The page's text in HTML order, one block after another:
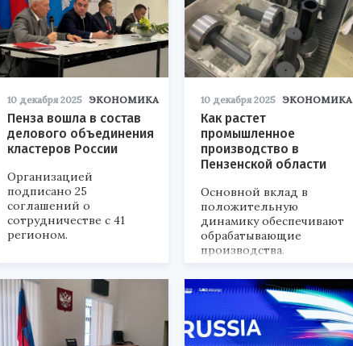
10 декабря 2025 ЭКОНОМИКА
Пенза вошла в состав
делового объединения
кластеров России
Организацией
подписано 25
соглашений о
сотрудничестве с 41
регионом.
10 декабря 2025 ЭКОНОМИКА
Как растет
промышленное
производство в
Пензенской области
Основной вклад в
положительную
динамику обеспечивают
обрабатывающие
производства.